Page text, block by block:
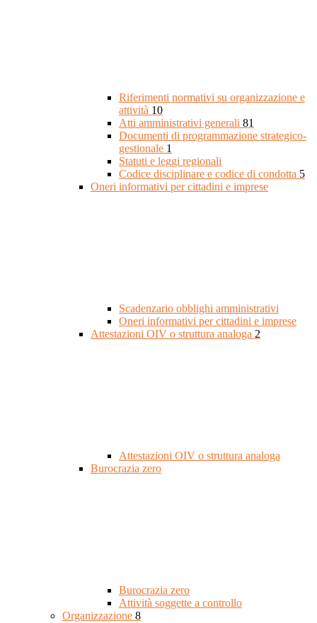
Riferimenti normativi su organizzazione e
attività 10
Atti amministrativi generali 81
Documenti di programmazione strategico-
gestionale 1
Statuti e leggi regionali
Codice disciplinare e codice di condotta 5
Oneri informativi per cittadini e imprese
Scadenzario obblighi amministrativi
Oneri informativi per cittadini e imprese
Attestazioni OIV o struttura analoga 2
Attestazioni OIV o struttura analoga
Burocrazia zero
Burocrazia zero
Attività soggette a controllo
Organizzazione 8